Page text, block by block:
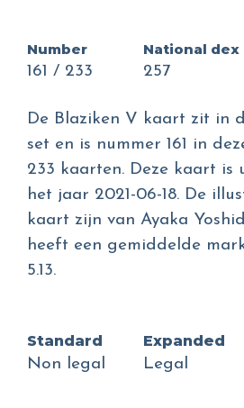
Number
161 / 233
National dex
257
De Blaziken V kaart zit in
set en is nummer 161 in
233 kaarten. Deze kaart is
het jaar 2021-06-18. De
kaart zijn van Ayaka
heeft een gemiddelde
5.13.
Standard
Non legal
Expanded
Legal